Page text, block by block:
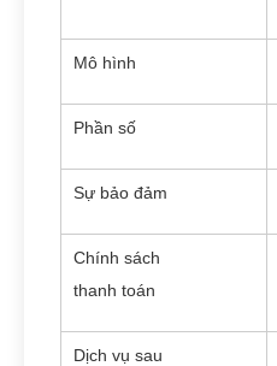
Mô hình
Phần số
Sự bảo đảm
Chính sách
thanh toán
Dịch vụ sau